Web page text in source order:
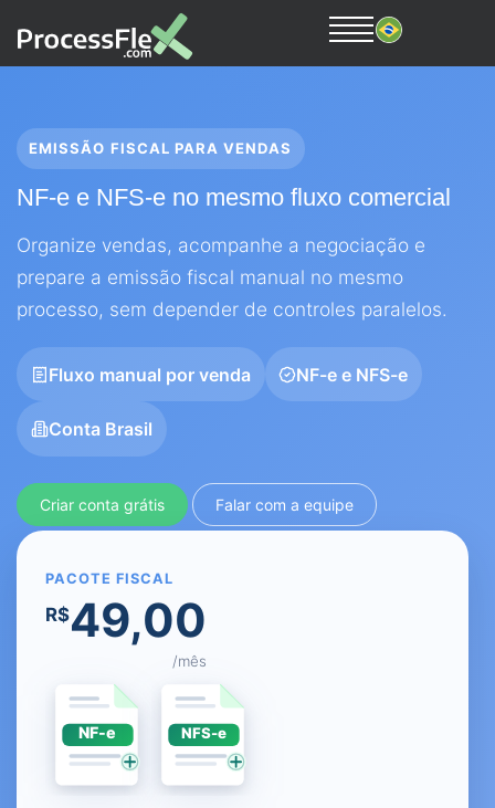
EMISSÃO FISCAL PARA VENDAS
NF-e e NFS-e no mesmo fluxo comercial
Organize vendas, acompanhe a negociação e
prepare a emissão fiscal manual no mesmo
processo, sem depender de controles paralelos.
Fluxo manual por venda NF-e e NFS-e
Conta Brasil
Criar conta grátis Falar com a equipe
PACOTE FISCAL
R$49,00
/mês